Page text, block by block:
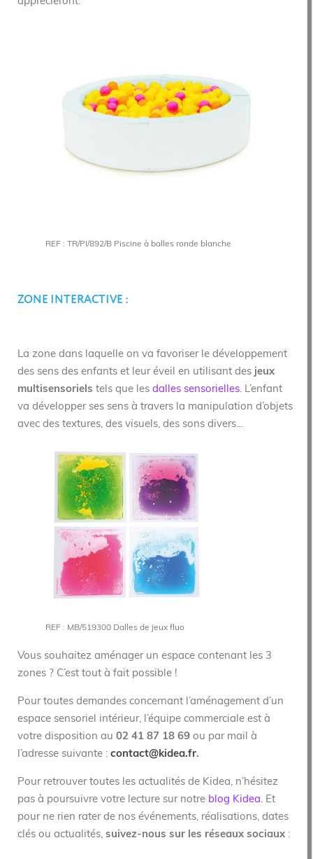
REF : TR/PI/892/B Piscine à balles ronde blanche
ZONE INTERACTIVE :
La zone dans laquelle on va favoriser le développement
des sens des enfants et leur éveil en utilisant des jeux
multisensoriels tels que les dalles sensorielles. L’enfant
va développer ses sens à travers la manipulation d’objets
avec des textures, des visuels, des sons divers…
REF : MB/519300 Dalles de jeux fluo
Vous souhaitez aménager un espace contenant les 3
zones ? C’est tout à fait possible !
Pour toutes demandes concernant l’aménagement d’un
espace sensoriel intérieur, l’équipe commerciale est à
votre disposition au 02 41 87 18 69 ou par mail à
l’adresse suivante : contact@kidea.fr.
Pour retrouver toutes les actualités de Kidea, n’hésitez
pas à poursuivre votre lecture sur notre blog Kidea. Et
pour ne rien rater de nos événements, réalisations, dates
clés ou actualités, suivez-nous sur les réseaux sociaux :